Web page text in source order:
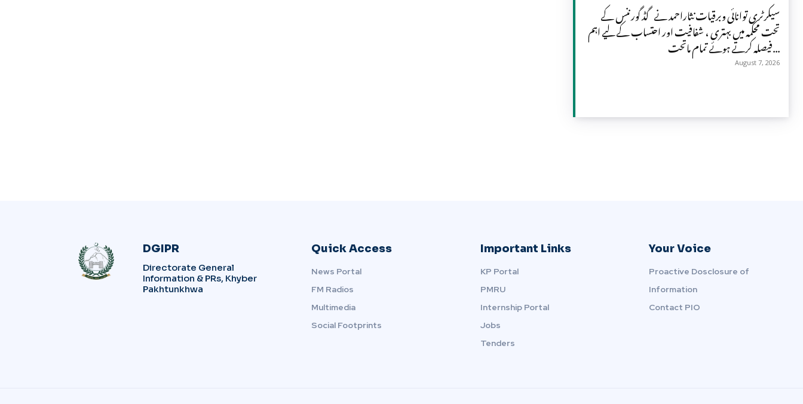
سیکرٹری توانائی وبرقیات نثاراحمد نے گڈ گورننس کے
تحت محکمہ میں بہتری ، شفافیت اور احتساب کے لیے اہم
فیصلہ کرتے ہوئے تمام ماتحت...
August 7, 2026
DGIPR
Directorate General
Information & PRs, Khyber
Pakhtunkhwa
Quick Access
News Portal
FM Radios
Multimedia
Social Footprints
Important Links
KP Portal
PMRU
Internship Portal
Jobs
Tenders
Your Voice
Proactive Dosclosure of
Information
Contact PIO